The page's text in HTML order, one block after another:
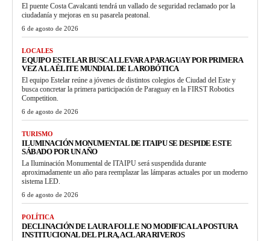
El puente Costa Cavalcanti tendrá un vallado de seguridad reclamado por la
ciudadanía y mejoras en su pasarela peatonal.
6 de agosto de 2026
LOCALES
EQUIPO ESTELAR BUSCA LLEVAR A PARAGUAY POR PRIMERA
VEZ A LA ÉLITE MUNDIAL DE LA ROBÓTICA
El equipo Estelar reúne a jóvenes de distintos colegios de Ciudad del Este y
busca concretar la primera participación de Paraguay en la FIRST Robotics
Competition.
6 de agosto de 2026
TURISMO
ILUMINACIÓN MONUMENTAL DE ITAIPU SE DESPIDE ESTE
SÁBADO POR UN AÑO
La Iluminación Monumental de ITAIPU será suspendida durante
aproximadamente un año para reemplazar las lámparas actuales por un moderno
sistema LED.
6 de agosto de 2026
POLÍTICA
DECLINACIÓN DE LAURA FOLLE NO MODIFICA LA POSTURA
INSTITUCIONAL DEL PLRA, ACLARA RIVEROS